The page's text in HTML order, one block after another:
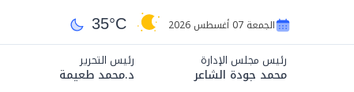
الجمعة 07 أغسطس 2026 35°C
رئيس مجلس الإدارة
محمد جودة الشاعر
رئيس التحرير
د.محمد طعيمة